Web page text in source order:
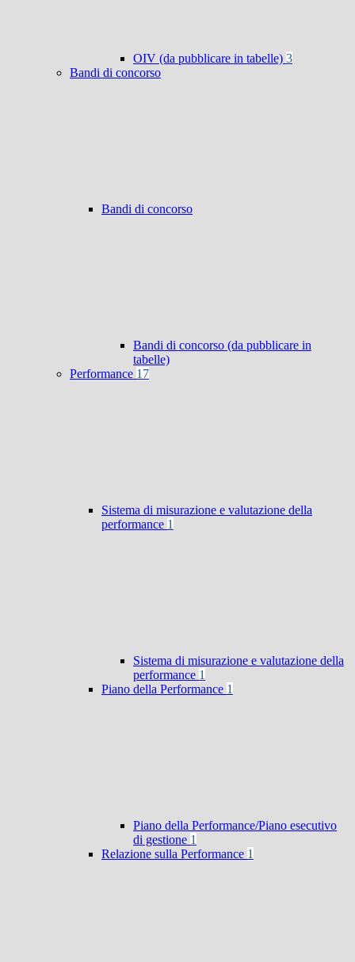
OIV (da pubblicare in tabelle) 3
Bandi di concorso
Bandi di concorso
Bandi di concorso (da pubblicare in
tabelle)
Performance 17
Sistema di misurazione e valutazione della
performance 1
Sistema di misurazione e valutazione della
performance 1
Piano della Performance 1
Piano della Performance/Piano esecutivo
di gestione 1
Relazione sulla Performance 1